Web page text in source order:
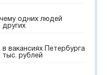
одних людей
вакансиях Петербурга
рублей